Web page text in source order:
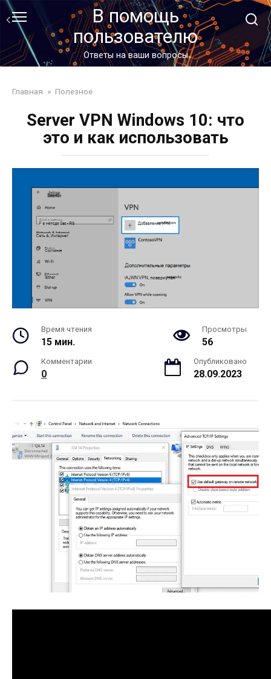
Перейти
контенту
В помощь
пользователю
Ответы на ваши вопросы
Главная » Полезное
Server VPN Windows 10: что
это и как использовать
Время чтения
15 мин.
Просмотры
56
Комментарии
0
Опубликовано
28.09.2023